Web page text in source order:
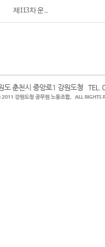
제113차 운...